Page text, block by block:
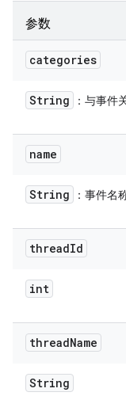
参数
categories
String ：与事件
name
String ：事件名
threadId
int
threadName
String